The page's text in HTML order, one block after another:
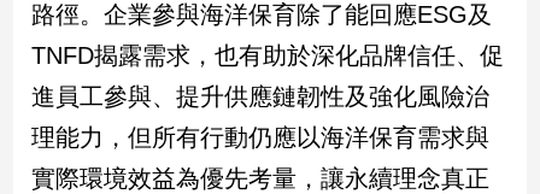
建
築/
內
設
計
旅
路徑。企業參與海洋保育除了能回應ESG及
TNFD揭露需求，也有助於深化品牌信任、促
進員工參與、提升供應鏈韌性及強化風險治
理能力，但所有行動仍應以海洋保育需求與
實際環境效益為優先考量，讓永續理念真正